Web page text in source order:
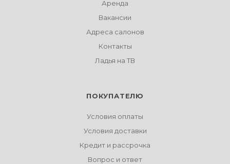
Аренда
Вакансии
Адреса салонов
Контакты
Ладья на ТВ
ПОКУПАТЕЛЮ
Условия оплаты
Условия доставки
Кредит и рассрочка
Вопрос и ответ